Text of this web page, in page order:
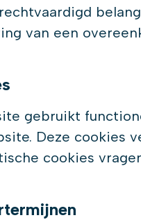
van een
gebruikt
Deze cookies
cookies